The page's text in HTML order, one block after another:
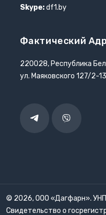
Skype:df1.by
Фактический
220028, Республика
ул. Маяковского 127/2-
Telegram Viber
© 2026, ООО «Дагфарн».
Свидетельство о